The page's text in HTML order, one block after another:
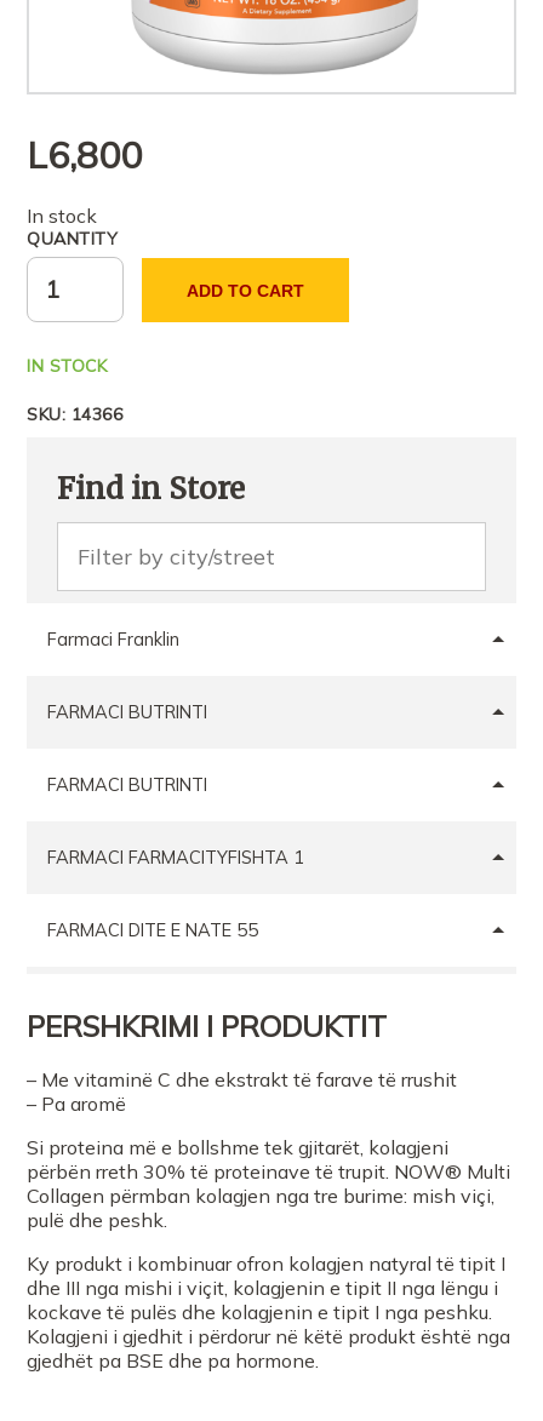
L6,800
In stock
QUANTITY
ADD TO CART
IN STOCK
SKU: 14366
Find in Store
Farmaci Franklin
FARMACI BUTRINTI
FARMACI BUTRINTI
FARMACI FARMACITYFISHTA 1
FARMACI DITE E NATE 55
Farmaci Elda
FARMACI ANISVLORE
FARMACI ART PHARMA
Farmaci GERI
Farmaci Elda
PERSHKRIMI I PRODUKTIT
– Me vitaminë C dhe ekstrakt të farave të rrushit
– Pa aromë
Si proteina më e bollshme tek gjitarët, kolagjeni
përbën rreth 30% të proteinave të trupit. NOW® Multi
Collagen përmban kolagjen nga tre burime: mish viçi,
pulë dhe peshk.
Ky produkt i kombinuar ofron kolagjen natyral të tipit I
dhe III nga mishi i viçit, kolagjenin e tipit II nga lëngu i
kockave të pulës dhe kolagjenin e tipit I nga peshku.
Kolagjeni i gjedhit i përdorur në këtë produkt është nga
gjedhët pa BSE dhe pa hormone.